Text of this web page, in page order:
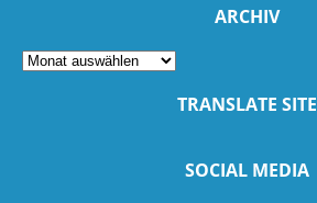
ARCHIV
TRANSLATE SITE
SOCIAL MEDIA